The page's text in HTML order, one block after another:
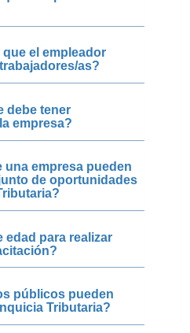
el empleador
as?
debe tener
empresa?
una empresa pueden
de oportunidades
edad para realizar
públicos pueden
Tributaria?